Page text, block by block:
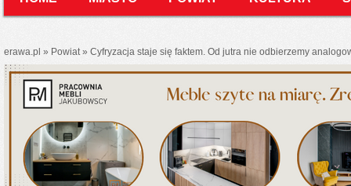
erawa.pl » Powiat » Cyfryzacja staje się faktem. Od jutra nie odbierzemy